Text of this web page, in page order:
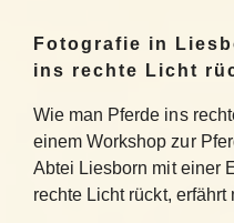
Fotografie in
ins rechte Licht
Wie man Pferde ins
einem Workshop zur
Abtei Liesborn mit einer
rechte Licht rückt,